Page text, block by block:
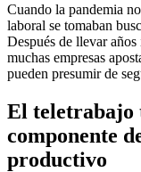
Cuando la pandemia
laboral se tomaban
Después de llevar
muchas empresas
pueden presumir de
El teletrabajo
componente
productivo